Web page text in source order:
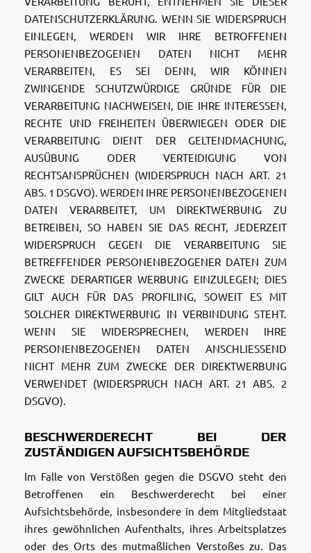
DATENSCHUTZERKLÄRUNG. WENN SIE WIDERSPRUCH
EINLEGEN, WERDEN WIR IHRE BETROFFENEN
PERSONENBEZOGENEN DATEN NICHT MEHR
VERARBEITEN, ES SEI DENN, WIR KÖNNEN
ZWINGENDE SCHUTZWÜRDIGE GRÜNDE FÜR DIE
VERARBEITUNG NACHWEISEN, DIE IHRE INTERESSEN,
RECHTE UND FREIHEITEN ÜBERWIEGEN ODER DIE
VERARBEITUNG DIENT DER GELTENDMACHUNG,
AUSÜBUNG ODER VERTEIDIGUNG VON
RECHTSANSPRÜCHEN (WIDERSPRUCH NACH ART. 21
ABS. 1 DSGVO). WERDEN IHRE PERSONENBEZOGENEN
DATEN VERARBEITET, UM DIREKTWERBUNG ZU
BETREIBEN, SO HABEN SIE DAS RECHT, JEDERZEIT
WIDERSPRUCH GEGEN DIE VERARBEITUNG SIE
BETREFFENDER PERSONENBEZOGENER DATEN ZUM
ZWECKE DERARTIGER WERBUNG EINZULEGEN; DIES
GILT AUCH FÜR DAS PROFILING, SOWEIT ES MIT
SOLCHER DIREKTWERBUNG IN VERBINDUNG STEHT.
WENN SIE WIDERSPRECHEN, WERDEN IHRE
PERSONENBEZOGENEN DATEN ANSCHLIESSEND
NICHT MEHR ZUM ZWECKE DER DIREKTWERBUNG
VERWENDET (WIDERSPRUCH NACH ART. 21 ABS. 2
DSGVO).
BESCHWERDERECHT BEI DER
ZUSTÄNDIGEN AUFSICHTSBEHÖRDE
Im Falle von Verstößen gegen die DSGVO steht den
Betroffenen ein Beschwerderecht bei einer
Aufsichtsbehörde, insbesondere in dem Mitgliedstaat
ihres gewöhnlichen Aufenthalts, ihres Arbeitsplatzes
oder des Orts des mutmaßlichen Verstoßes zu. Das